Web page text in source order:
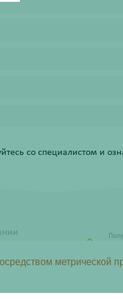
со специалистом и
метрической